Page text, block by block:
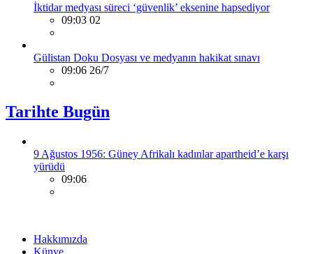
İktidar medyası süreci ‘güvenlik’ eksenine hapsediyor
09:03 02
Gülistan Doku Dosyası ve medyanın hakikat sınavı
09:06 26/7
Tarihte Bugün
9 Ağustos 1956: Güney Afrikalı kadınlar apartheid’e karşı
yürüdü
09:06
Hakkımızda